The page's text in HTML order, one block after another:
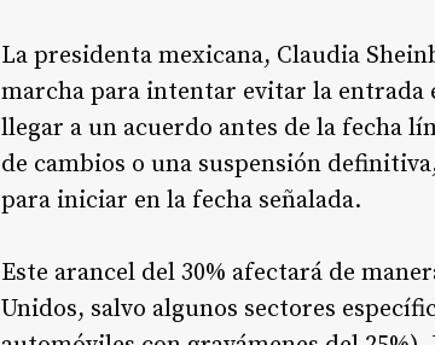
La presidenta mexicana, Claudia
marcha para intentar evitar la entrada
llegar a un acuerdo antes de la fecha
de cambios o una suspensión
para iniciar en la fecha señalada.
Este arancel del 30% afectará de
Unidos, salvo algunos sectores